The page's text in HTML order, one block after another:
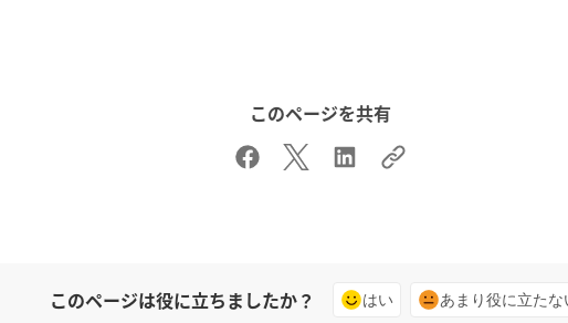
このページを共有
このページは役に立ちましたか？ はい あまり役に立たな